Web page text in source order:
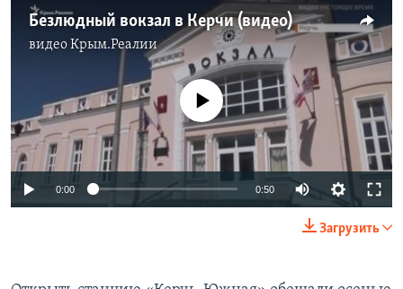
Безлюдный вокзал в Керчи (видео)
видеоКрым.Реалии
No media source currently available
0:00 0:50
270p
Загрузить